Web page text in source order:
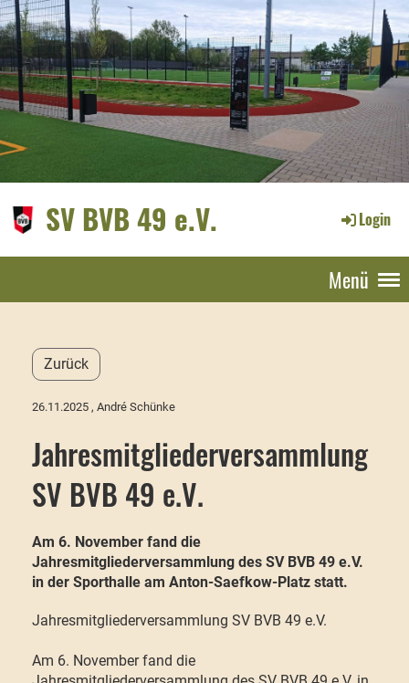
SV BVB 49 e.V. Login
Menü
Zurück
26.11.2025 , André Schünke
Jahresmitgliederversammlung
SV BVB 49 e.V.
Am 6. November fand die
Jahresmitgliederversammlung des SV BVB 49 e.V.
in der Sporthalle am Anton-Saefkow-Platz statt.
Jahresmitgliederversammlung SV BVB 49 e.V.
Am 6. November fand die